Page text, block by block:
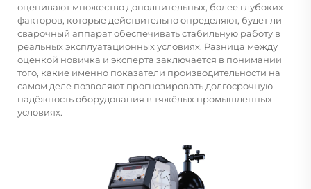
оценивают множество дополнительных, более глубоких
факторов, которые действительно определяют, будет ли
сварочный аппарат обеспечивать стабильную работу в
реальных эксплуатационных условиях. Разница между
оценкой новичка и эксперта заключается в понимании
того, какие именно показатели производительности на
самом деле позволяют прогнозировать долгосрочную
надёжность оборудования в тяжёлых промышленных
условиях.